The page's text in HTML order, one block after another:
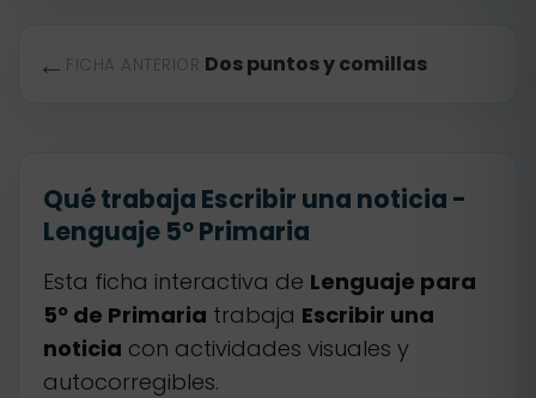
← FICHA ANTERIOR Dos puntos y comillas
Qué trabaja Escribir una noticia -
Lenguaje 5º Primaria
Esta ficha interactiva de Lenguaje para
5º de Primaria trabaja Escribir una
noticia con actividades visuales y
autocorregibles.